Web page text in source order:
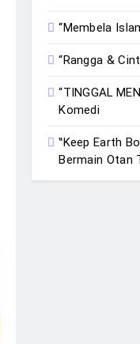
“Membela
“Rangga &
“TINGGAL
Komedi
‟Keep Earth
Bermain Otan